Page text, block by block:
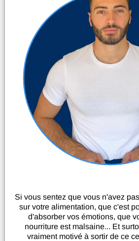
Si vous sentez que vous n'avez
sur votre alimentation, que c'est
d'absorber vos émotions, que
nourriture est malsaine... Et
vraiment motivé à sortir de ce